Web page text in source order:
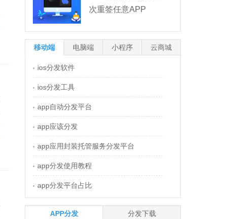
次重签任意APP
移动端 电脑端 小程序 云商城
• ios分发软件
• ios分发工具
• app自动分发平台
• app应该分发
• app应用封装托管服务分发平台
• app分发使用教程
• app分发平台占比
APP分发 分发下载